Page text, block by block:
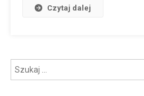
Czytaj dalej